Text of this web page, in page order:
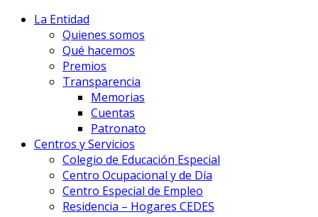
La Entidad
Quienes somos
Qué hacemos
Premios
Transparencia
Memorias
Cuentas
Patronato
Centros y Servicios
Colegio de Educación Especial
Centro Ocupacional y de Día
Centro Especial de Empleo
Residencia – Hogares CEDES